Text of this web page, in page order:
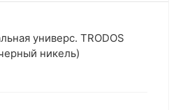
универс. TRODOS
никель)